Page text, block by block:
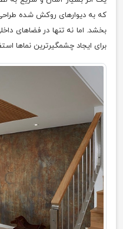
که به دیوارهای روکش شده
بخشد. اما نه تنها در فضاهای
برای ایجاد چشمگیرترین نماها